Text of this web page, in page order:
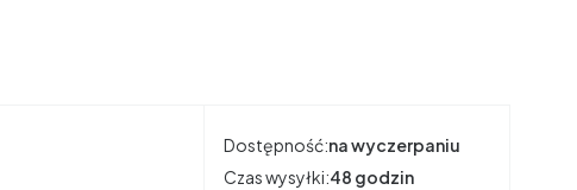
Dostępność:na wyczerpaniu
Czas wysyłki:48 godzin